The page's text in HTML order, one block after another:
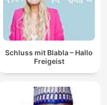
Schluss mit Blabla – Hallo
Freigeist